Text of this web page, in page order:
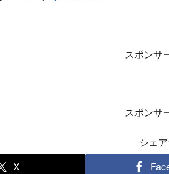
インター付近は渋滞中です。
ったニュースは聞いていたけどまだ